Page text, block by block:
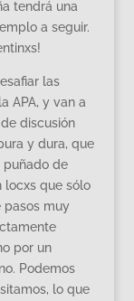
tendrá una
a seguir.
las
APA, y van a
discusión
y dura, que
puñado de
locxs que sólo
pasos muy
por un
Podemos
lo que